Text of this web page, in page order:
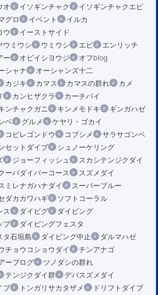
オ
イソギンチャク
イソギンチャクエビ
グロ イベント
イルカ
ウ
イーストサイド
ウミウシ
ウミウシ エビ
エンリッチ
ー
オビイシヨウジ
オフblog
シャナ
オーシャンズ十二
カジキ カマス カマスの群れ
カメ
カンヒザクラ
カーチバイ
ンチャクガニ キンメモドキ
ギンガハゼ
ベ グルメ
ケヤリ・ゴカイ
コビレゴンドウ コブシメ
サラサゴンベ
セットダイブ
シュノーケリング
ジョーフィッシュ
スカシテンジクダイ
ーバダイバーコース
スズメダイ
ミレナガハナダイ
スーパーブルー
ダカカワハギ
ソフトコーラル
ス
ダイビグ
ダイビング
プ
ダイビングフェスタ
タ石垣島
ダイビング中止
ダルマハゼ
チョウコショウダイ
チンアナゴ
ーブログ
ツノダシの群れ
テンジクダイ群
デバスズメダイ
ブ
トンガリサカタザメ
ドリフトダイブ